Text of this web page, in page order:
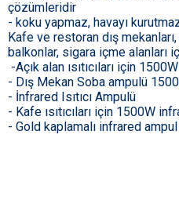
çözümleridir
- koku yapmaz, havayı
Kafe ve restoran dış
balkonlar, sigara içme alanları
-Açık alan ısıtıcıları için
- Dış Mekan Soba ampulü
- İnfrared Isıtıcı Ampulü
- Kafe ısıtıcıları için 1500W
- Gold kaplamalı infrared